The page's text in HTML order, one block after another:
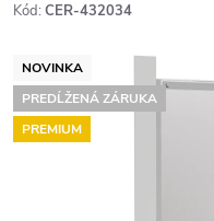
Kód: CER-432034
NOVINKA
PREDĹŽENÁ ZÁRUKA
PREMIUM